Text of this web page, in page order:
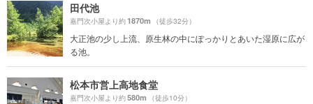
田代池
嘉門次小屋より約1870m （徒歩32分）
大正池の少し上流、原生林の中にぽっかりとあいた湿原に広が
る池。
松本市営上高地食堂
嘉門次小屋より約580m （徒歩10分）